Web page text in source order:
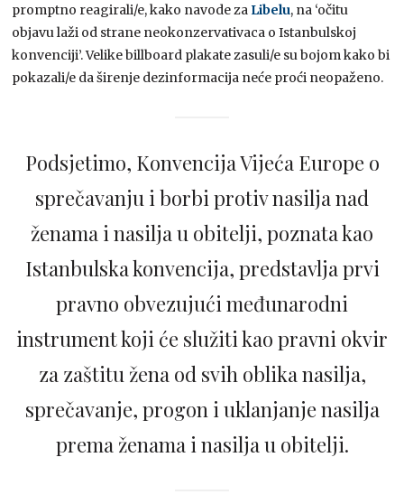
promptno reagirali/e, kako navode za Libelu, na ‘očitu
objavu laži od strane neokonzervativaca o Istanbulskoj
konvenciji’. Velike billboard plakate zasuli/e su bojom kako bi
pokazali/e da širenje dezinformacija neće proći neopaženo.
Podsjetimo, Konvencija Vijeća Europe o
sprečavanju i borbi protiv nasilja nad
ženama i nasilja u obitelji, poznata kao
Istanbulska konvencija, predstavlja prvi
pravno obvezujući međunarodni
instrument koji će služiti kao pravni okvir
za zaštitu žena od svih oblika nasilja,
sprečavanje, progon i uklanjanje nasilja
prema ženama i nasilja u obitelji.